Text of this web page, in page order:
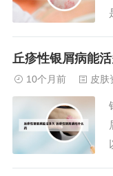
丘疹性银屑病能
10个月前 皮肤